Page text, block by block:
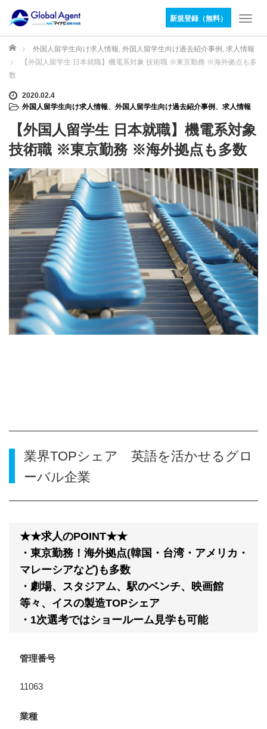
新規登録（無料）
T
g
g
a
v
i
g
a
t
i
o
n
ホーム 外国人留学生向け求人情報, 外国人留学生向け過去紹介事例 , 求人情報
【外国人留学生 日本就職】機電系対象 技術職 ※東京勤務 ※海外拠点も多
数
2020.02.4
外国人留学生向け求人情報、 外国人留学生向け過去紹介事例 、 求人情報
【外国人留学生 日本就職】機電系対象
技術職 ※東京勤務 ※海外拠点も多数
業界TOPシェア 英語を活かせるグロ
ーバル企業
★★求人のPOINT★★
・東京勤務！海外拠点(韓国・台湾・アメリカ・
マレーシアなど)も多数
・劇場、スタジアム、駅のベンチ、映画館
等々、イスの製造TOPシェア
・1次選考ではショールーム見学も可能
管理番号
11063
業種